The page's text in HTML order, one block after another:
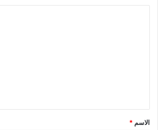
*
الاسم *